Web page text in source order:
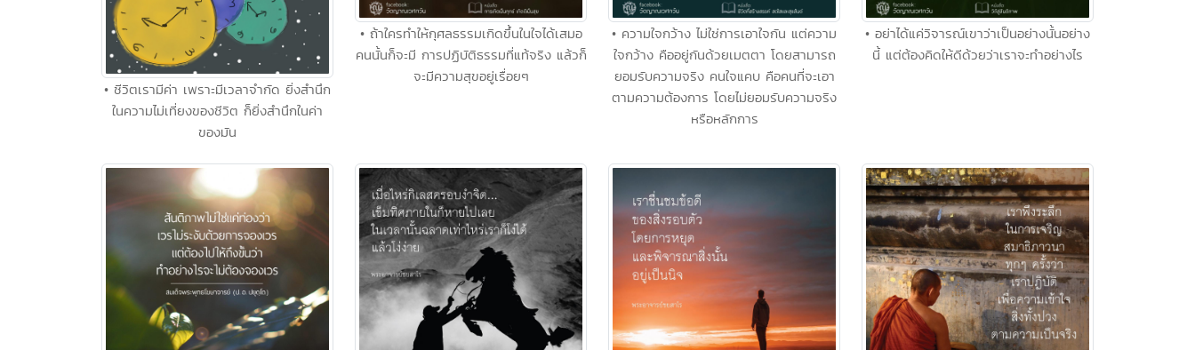
• ชีวิตเรามีค่า เพราะมีเวลาจำกัด ยิ่งสำนึก
ในความไม่เที่ยงของชีวิต ก็ยิ่งสำนึกในค่า
ของมัน
• ถ้าใครทำให้กุศลธรรมเกิดขึ้นในใจได้เสมอ
คนนั้นก็จะมี การปฏิบัติธรรมที่แท้จริง แล้วก็
จะมีความสุขอยู่เรื่อยๆ
• ความใจกว้าง ไม่ใช่การเอาใจกัน แต่ความ
ใจกว้าง คืออยู่กันด้วยเมตตา โดยสามารถ
ยอมรับความจริง คนใจแคบ คือคนที่จะเอา
ตามความต้องการ โดยไม่ยอมรับความจริง
หรือหลักการ
• อย่าได้แค่วิจารณ์เขาว่าเป็นอย่างนั้นอย่าง
นี้ แต่ต้องคิดให้ดีด้วยว่าเราจะทำอย่างไร